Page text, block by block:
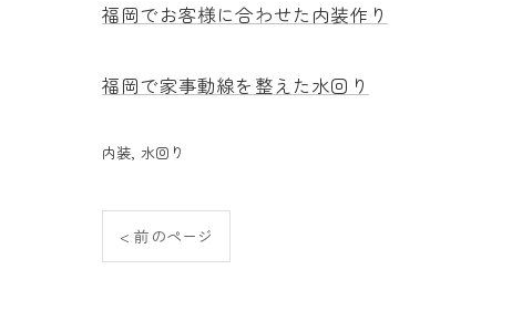
福岡でお客様に合わせた内装作り
福岡で家事動線を整えた水回り
内装 水回り
< 前のページ